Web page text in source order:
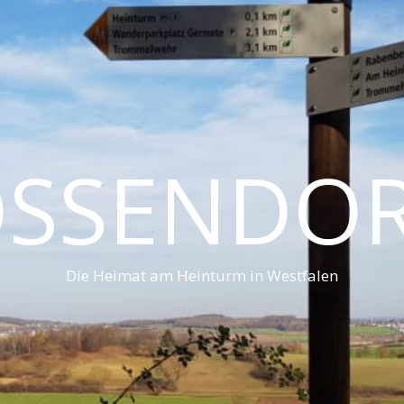
Die Heimat am Heinturm in Westfalen